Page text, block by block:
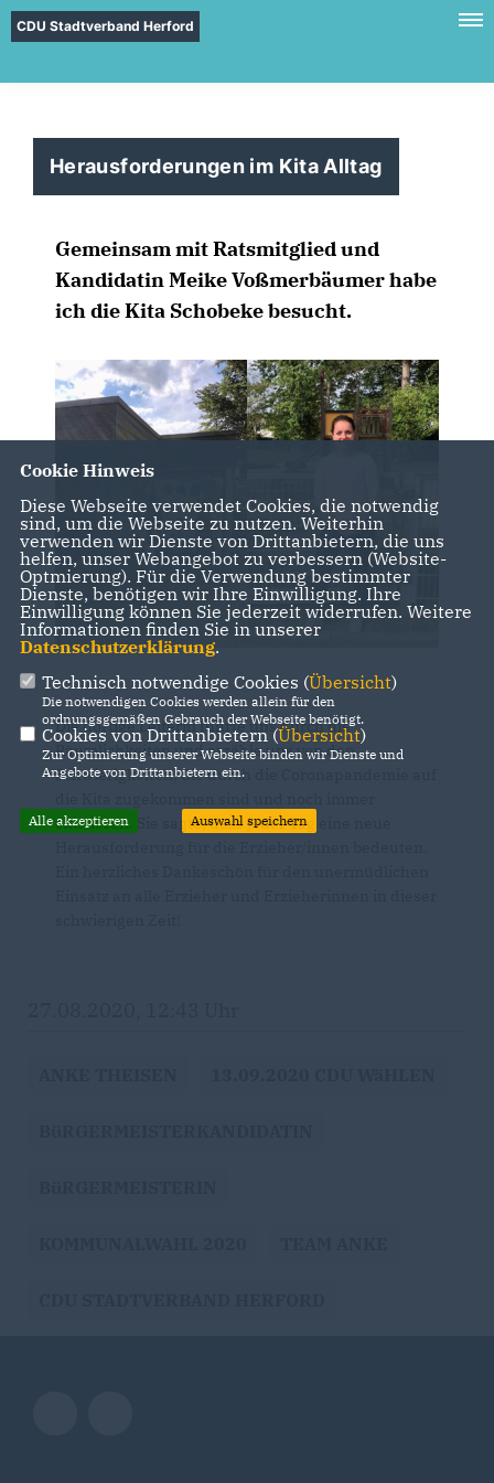
CDU Stadtverband Herford
Herausforderungen im Kita Alltag
Gemeinsam mit Ratsmitglied und
Kandidatin Meike Voßmerbäumer habe
ich die Kita Schobeke besucht.
Die dortige Leiterin führte uns durch die
Räumlichkeiten und erzähle uns von den
Schwierigkeiten, die durch die Coronapandemie auf
existieren. Sie sagte, dass jeder Tag eine neue
Cookie Hinweis
Diese Webseite verwendet Cookies, die notwendig
sind, um die Webseite zu nutzen. Weiterhin
verwenden wir Dienste von Drittanbietern, die uns
helfen, unser Webangebot zu verbessern (Website-
Optmierung). Für die Verwendung bestimmter
Dienste, benötigen wir Ihre Einwilligung. Ihre
Einwilligung können Sie jederzeit widerrufen. Weitere
Informationen finden Sie in unserer
Datenschutzerklärung.
Technisch notwendige Cookies (Übersicht)
Die notwendigen Cookies werden allein für den
ordnungsgemäßen Gebrauch der Webseite benötigt.
Cookies von Drittanbietern (Übersicht)
Zur Optimierung unserer Webseite binden wir Dienste und
Angebote von Drittanbietern ein.
Alle akzeptieren Auswahl speichern